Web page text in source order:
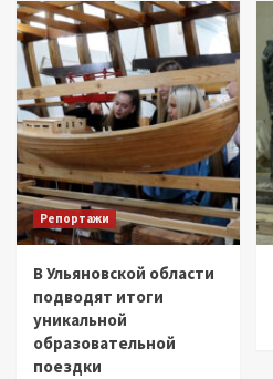
Репортажи
В Ульяновской области
подводят итоги
уникальной
образовательной
поездки